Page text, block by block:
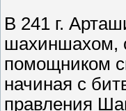
В 241 г.
шахиншахом,
помощником
начиная с
правления